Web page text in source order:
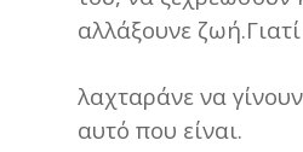
αλλάξουνε
λαχταράνε να
αυτό που είναι.